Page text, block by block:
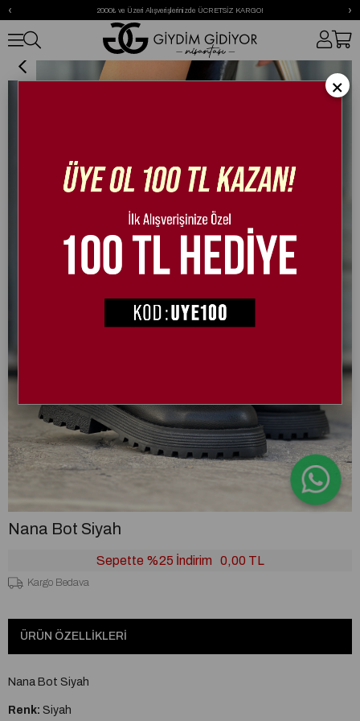
2000₺ ve Üzeri Alışverişlerinizde ÜCRETSİZ KARGO!
‹ ›
Nana Bot Siyah
Nana Bot Siyah
Sepette %25 İndirim 0,00 TL
Kargo Bedava
ÜRÜN ÖZELLIKLERI
Nana Bot Siyah
Renk: Siyah
×